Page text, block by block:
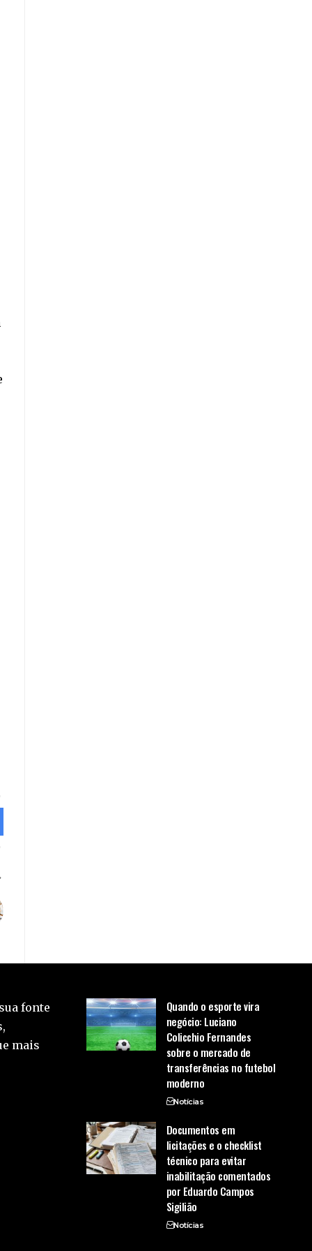
fonte
mais
Quando o esporte vira
negócio: Luciano
Colicchio Fernandes
sobre o mercado de
transferências no futebol
moderno
Notícias
Documentos em
licitações e o checklist
técnico para evitar
inabilitação comentados
por Eduardo Campos
Sigilião
Notícias